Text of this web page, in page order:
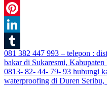
Blogger
Pinterest
LinkedIn
Tumblr
Post
navigation
081 382 447 993 – telepon :
bakar di Sukaresmi, Kabupaten
0813- 82- 44- 79- 93 hubungi
waterproofing di Duren